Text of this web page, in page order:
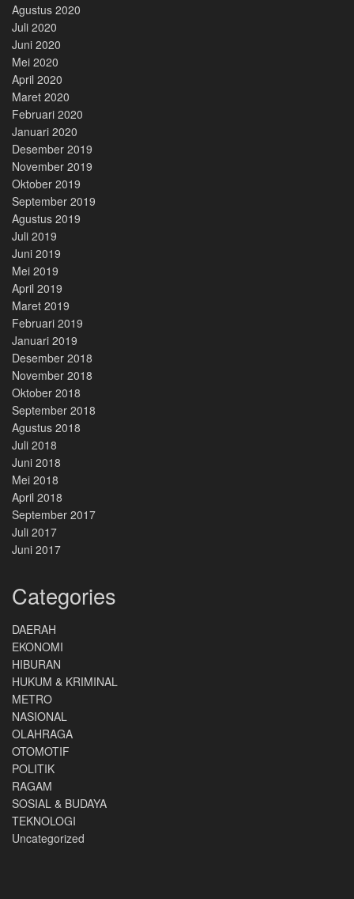
Agustus 2020
Juli 2020
Juni 2020
Mei 2020
April 2020
Maret 2020
Februari 2020
Januari 2020
Desember 2019
November 2019
Oktober 2019
September 2019
Agustus 2019
Juli 2019
Juni 2019
Mei 2019
April 2019
Maret 2019
Februari 2019
Januari 2019
Desember 2018
November 2018
Oktober 2018
September 2018
Agustus 2018
Juli 2018
Juni 2018
Mei 2018
April 2018
September 2017
Juli 2017
Juni 2017
Categories
DAERAH
EKONOMI
HIBURAN
HUKUM & KRIMINAL
METRO
NASIONAL
OLAHRAGA
OTOMOTIF
POLITIK
RAGAM
SOSIAL & BUDAYA
TEKNOLOGI
Uncategorized